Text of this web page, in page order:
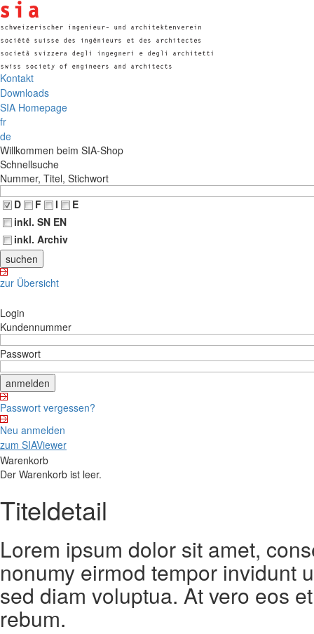
Kontakt
Downloads
SIA Homepage
fr
de
Willkommen beim SIA-Shop
Schnellsuche
Nummer, Titel, Stichwort
D
F I
E
inkl. SN EN
inkl. Archiv
zur Übersicht
Login
Kundennummer
Passwort
Passwort vergessen?
Neu anmelden
zum SIAViewer
Warenkorb
Der Warenkorb ist leer.
Titeldetail
Lorem ipsum dolor sit amet,
nonumy eirmod tempor invidunt
sed diam voluptua. At vero eos
rebum.